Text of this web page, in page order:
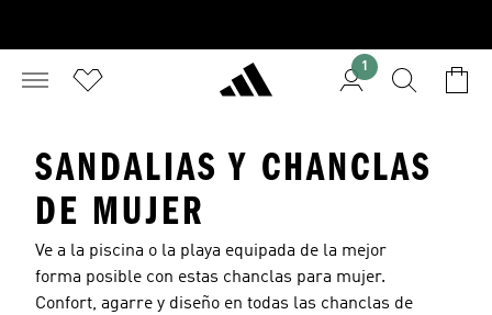
1
SANDALIAS Y CHANCLAS
DE MUJER
Ve a la piscina o la playa equipada de la mejor
forma posible con estas chanclas para mujer.
Confort, agarre y diseño en todas las chanclas de